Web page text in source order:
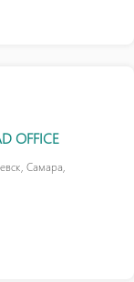
OFFICE
Самара,